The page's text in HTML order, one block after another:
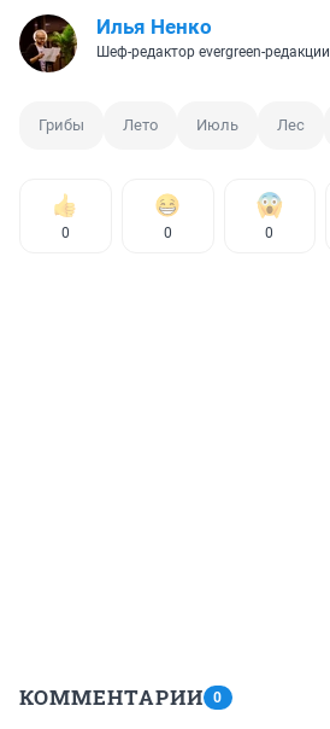
Илья Ненко
Шеф-редактор evergreen-редакции
Грибы Лето Июль Лес
0 0 0
КОММЕНТАРИИ 0